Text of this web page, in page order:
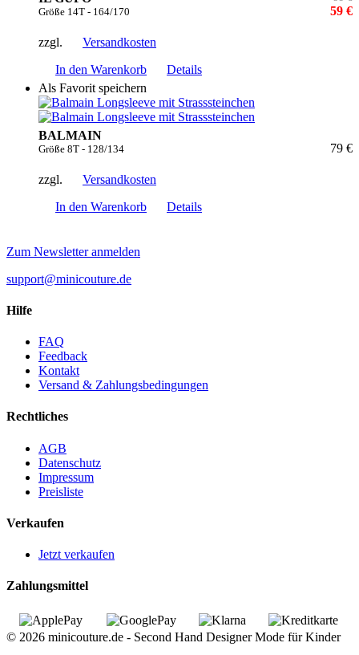
Größe 14T - 164/170 59 €
zzgl.
Versandkosten
In den Warenkorb
Details
Als Favorit speichern
BALMAIN
Größe 8T - 128/134 79 €
zzgl.
Versandkosten
In den Warenkorb
Details
Zum Newsletter anmelden
support@minicouture.de
Hilfe
FAQ
Feedback
Kontakt
Versand & Zahlungsbedingungen
Rechtliches
AGB
Datenschutz
Impressum
Preisliste
Verkaufen
Jetzt verkaufen
Zahlungsmittel
© 2026 minicouture.de - Second Hand Designer Mode für Kinder